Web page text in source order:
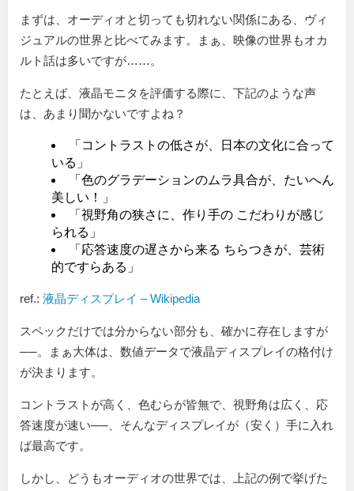
まずは、オーディオと切っても切れない関係にある、ヴィ
ジュアルの世界と比べてみます。まぁ、映像の世界もオカ
ルト話は多いですが……。
たとえば、液晶モニタを評価する際に、下記のような声
は、あまり聞かないですよね？
「コントラストの低さが、日本の文化に合って
いる」
「色のグラデーションのムラ具合が、たいへん
美しい！」
「視野角の狭さに、作り手の こだわりが感じ
られる」
「応答速度の遅さから来る ちらつきが、芸術
的ですらある」
ref.: 液晶ディスプレイ – Wikipedia
スペックだけでは分からない部分も、確かに存在しますが
──。まぁ大体は、数値データで液晶ディスプレイの格付け
が決まります。
コントラストが高く、色むらが皆無で、視野角は広く、応
答速度が速い──、そんなディスプレイが（安く）手に入れ
ば最高です。
しかし、どうもオーディオの世界では、上記の例で挙げた